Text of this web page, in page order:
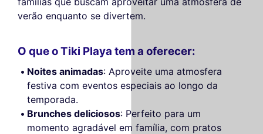
verão enquanto se divertem.
O que o Tiki Playa tem a oferecer:
Noites animadas: Aproveite uma atmosfera
festiva com eventos especiais ao longo da
temporada.
Brunches deliciosos: Perfeito para um
momento agradável em família, com pratos